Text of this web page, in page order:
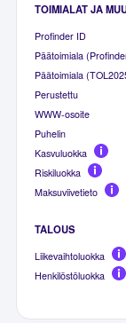
TOIMIALAT JA
Profinder ID
Päätoimiala
Päätoimiala
Perustettu
WWW-osoite
Puhelin
Kasvuluokka
Riskiluokka
Maksuviivetieto
TALOUS
Liikevaihtoluokka
Henkilöstöluokka